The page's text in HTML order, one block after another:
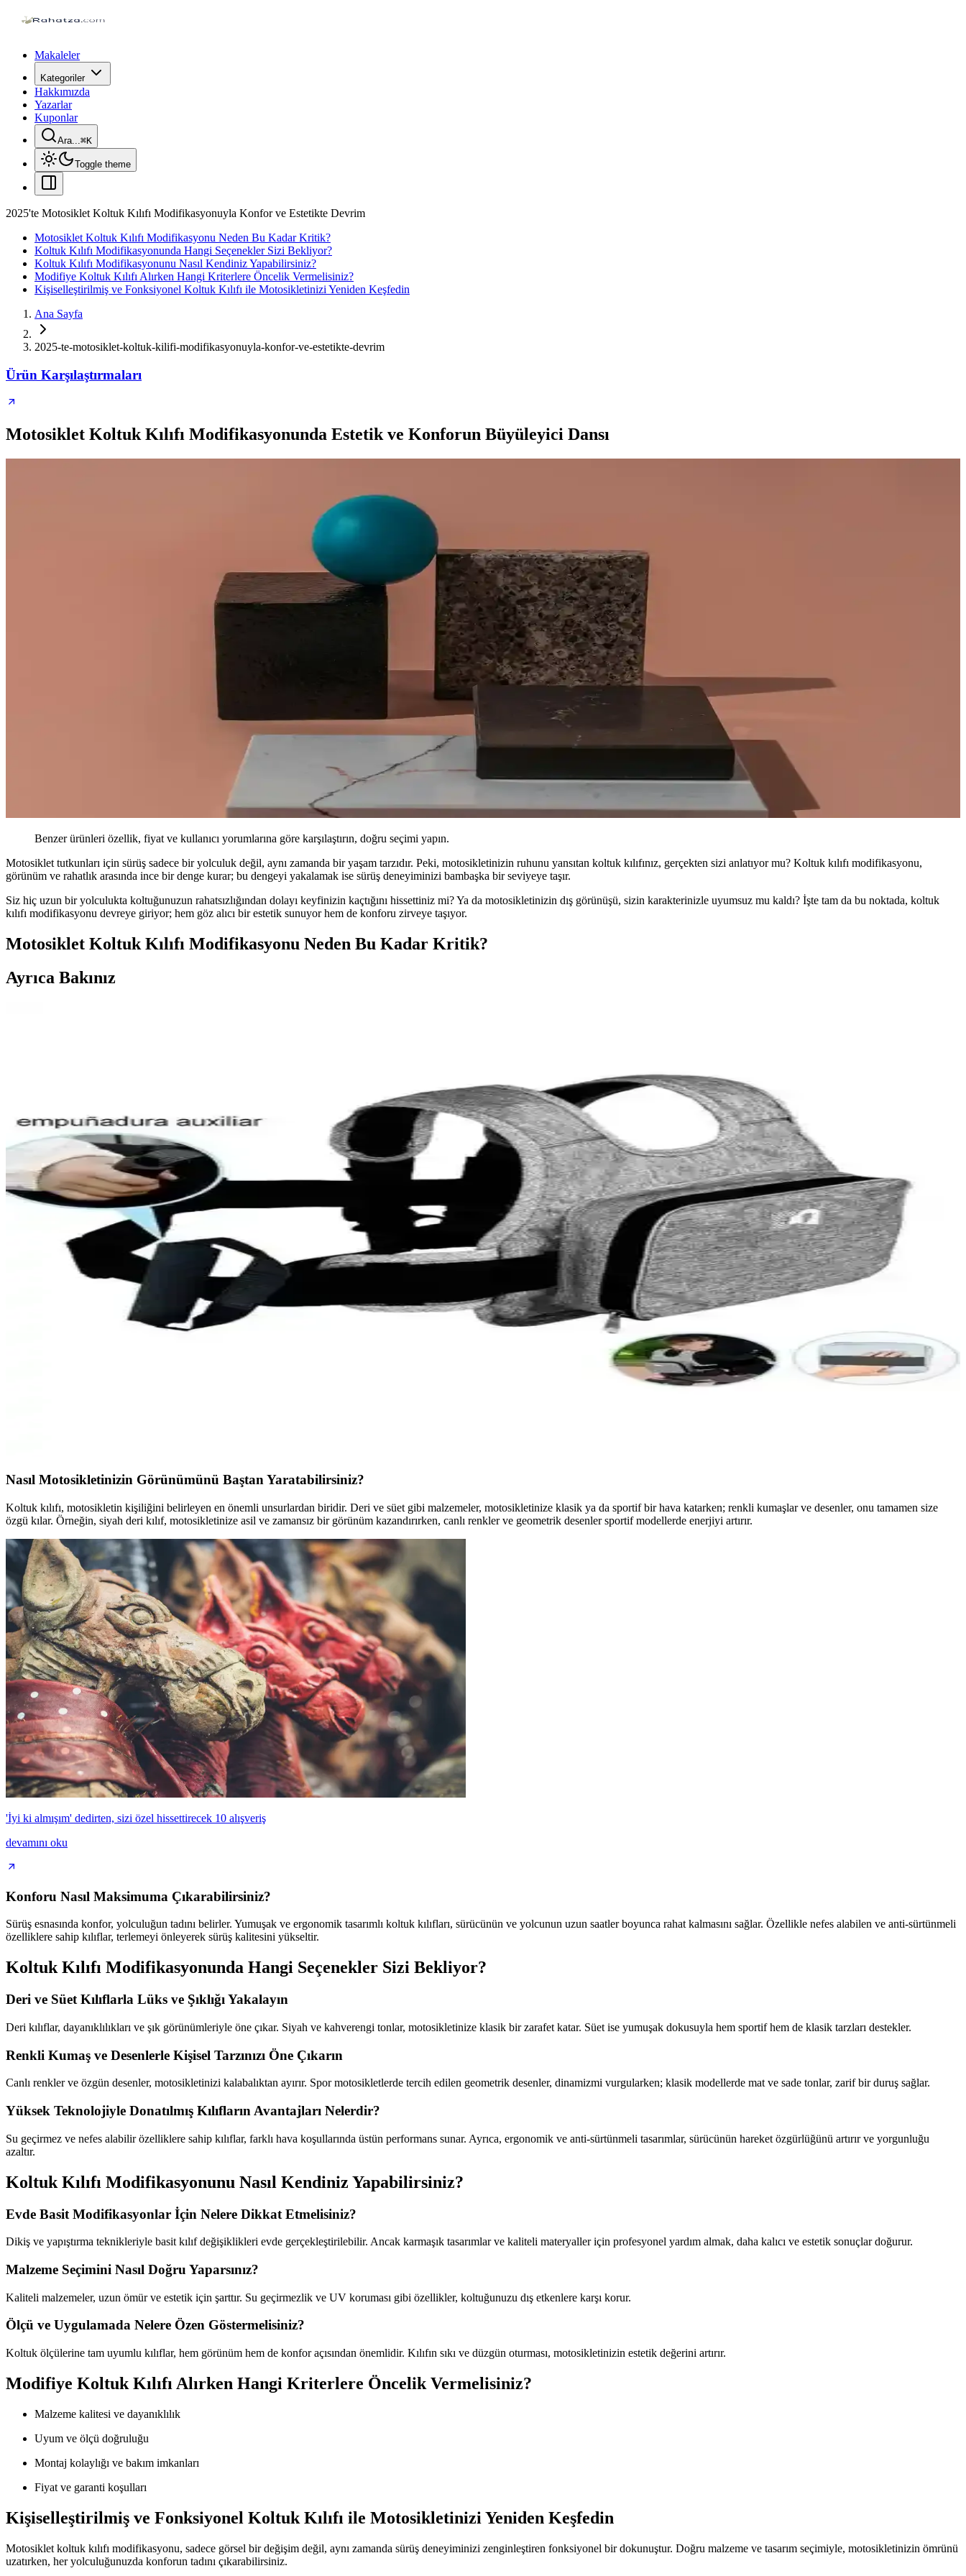
Makaleler
Kategoriler
Hakkımızda
Yazarlar
Kuponlar
Ara...⌘K
Toggle theme
2025'te Motosiklet Koltuk Kılıfı Modifikasyonuyla Konfor ve Estetikte Devrim
Motosiklet Koltuk Kılıfı Modifikasyonu Neden Bu Kadar Kritik?
Koltuk Kılıfı Modifikasyonunda Hangi Seçenekler Sizi Bekliyor?
Koltuk Kılıfı Modifikasyonunu Nasıl Kendiniz Yapabilirsiniz?
Modifiye Koltuk Kılıfı Alırken Hangi Kriterlere Öncelik Vermelisiniz?
Kişiselleştirilmiş ve Fonksiyonel Koltuk Kılıfı ile Motosikletinizi Yeniden Keşfedin
Ana Sayfa
2025-te-motosiklet-koltuk-kilifi-modifikasyonuyla-konfor-ve-estetikte-devrim
Ürün Karşılaştırmaları
Motosiklet Koltuk Kılıfı Modifikasyonunda Estetik ve Konforun Büyüleyici Dansı
Benzer ürünleri özellik, fiyat ve kullanıcı yorumlarına göre karşılaştırın, doğru seçimi yapın.
Motosiklet tutkunları için sürüş sadece bir yolculuk değil, aynı zamanda bir yaşam tarzıdır. Peki, motosikletinizin ruhunu yansıtan koltuk kılıfınız, gerçekten sizi anlatıyor mu? Koltuk kılıfı modifikasyonu,
görünüm ve rahatlık arasında ince bir denge kurar; bu dengeyi yakalamak ise sürüş deneyiminizi bambaşka bir seviyeye taşır.
Siz hiç uzun bir yolculukta koltuğunuzun rahatsızlığından dolayı keyfinizin kaçtığını hissettiniz mi? Ya da motosikletinizin dış görünüşü, sizin karakterinizle uyumsuz mu kaldı? İşte tam da bu noktada, koltuk
kılıfı modifikasyonu devreye giriyor; hem göz alıcı bir estetik sunuyor hem de konforu zirveye taşıyor.
Motosiklet Koltuk Kılıfı Modifikasyonu Neden Bu Kadar Kritik?
Ayrıca Bakınız
2025'in en güncel koltuk kılıfı modifikasyon trendleriyle motosikletinizi kişiselleştirin. Konfor ve şıklığı keşfedin, hemen inceleyin!
2025'te Ankara'da Motosiklet Aksesuarlarıyla Güvenli ve Şık Sürüşün Sırrı
Ankara'da 2025'in en güvenilir motosiklet aksesuarlarını keşfedin. Kaliteli ürünlerle tarzınızı tamamlayın, hemen inceleyin!
2025'te Motosiklet Sürüşünüzü Değiştirecek El Freni Aparatları
2025'in en güncel el freni aparatları rehberiyle sürüş güvenliğinizi artırın. Doğru seçimi yapmak için hemen inceleyin! synopsis":"Motosiklet sürüşünde güvenlik ve konfo
2025'te Şehir İçi Motosiklet Hız Sınırlarıyla Güvenli Sürüşün 5 Sırrı
2025'te şehir içi motosiklet hız sınırları ve güvenli sürüş ipuçlarıyla kazaları önleyin. Detayları hemen keşfedin!
2025'te Ankara'da İkinci El Motosiklet Almanın 5 Şaşırtıcı Sırrı
Ankara'da ikinci el motosiklet alırken dikkat edilmesi gereken kritik noktaları keşfedin. Hemen doğru seçimi yapın! İnceleyin ve fırsatları kaçırmayın.
Aliş 404-Mavi Akülü Turbo Go-Way, 3-7 yaş arası çocuklar için tasarlanmış, güvenli ve eğlenceli bir akülü motosiklet olup, ebeveyn kontrollü ve dayanıklı yapısıyla öne çıkar.
Nasıl Motosikletinizin Görünümünü Baştan Yaratabilirsiniz?
Koltuk kılıfı, motosikletin kişiliğini belirleyen en önemli unsurlardan biridir. Deri ve süet gibi malzemeler, motosikletinize klasik ya da sportif bir hava katarken; renkli kumaşlar ve desenler, onu tamamen size
özgü kılar. Örneğin, siyah deri kılıf, motosikletinize asil ve zamansız bir görünüm kazandırırken, canlı renkler ve geometrik desenler sportif modellerde enerjiyi artırır.
'İyi ki almışım' dedirten, sizi özel hissettirecek 10 alışveriş
devamını oku
Konforu Nasıl Maksimuma Çıkarabilirsiniz?
Sürüş esnasında konfor, yolculuğun tadını belirler. Yumuşak ve ergonomik tasarımlı koltuk kılıfları, sürücünün ve yolcunun uzun saatler boyunca rahat kalmasını sağlar. Özellikle nefes alabilen ve anti-sürtünmeli
özelliklere sahip kılıflar, terlemeyi önleyerek sürüş kalitesini yükseltir.
Koltuk Kılıfı Modifikasyonunda Hangi Seçenekler Sizi Bekliyor?
Deri ve Süet Kılıflarla Lüks ve Şıklığı Yakalayın
Deri kılıflar, dayanıklılıkları ve şık görünümleriyle öne çıkar. Siyah ve kahverengi tonlar, motosikletinize klasik bir zarafet katar. Süet ise yumuşak dokusuyla hem sportif hem de klasik tarzları destekler.
Renkli Kumaş ve Desenlerle Kişisel Tarzınızı Öne Çıkarın
Canlı renkler ve özgün desenler, motosikletinizi kalabalıktan ayırır. Spor motosikletlerde tercih edilen geometrik desenler, dinamizmi vurgularken; klasik modellerde mat ve sade tonlar, zarif bir duruş sağlar.
Yüksek Teknolojiyle Donatılmış Kılıfların Avantajları Nelerdir?
Su geçirmez ve nefes alabilir özelliklere sahip kılıflar, farklı hava koşullarında üstün performans sunar. Ayrıca, ergonomik ve anti-sürtünmeli tasarımlar, sürücünün hareket özgürlüğünü artırır ve yorgunluğu
azaltır.
Koltuk Kılıfı Modifikasyonunu Nasıl Kendiniz Yapabilirsiniz?
Evde Basit Modifikasyonlar İçin Nelere Dikkat Etmelisiniz?
Dikiş ve yapıştırma teknikleriyle basit kılıf değişiklikleri evde gerçekleştirilebilir. Ancak karmaşık tasarımlar ve kaliteli materyaller için profesyonel yardım almak, daha kalıcı ve estetik sonuçlar doğurur.
Malzeme Seçimini Nasıl Doğru Yaparsınız?
Kaliteli malzemeler, uzun ömür ve estetik için şarttır. Su geçirmezlik ve UV koruması gibi özellikler, koltuğunuzu dış etkenlere karşı korur.
Ölçü ve Uygulamada Nelere Özen Göstermelisiniz?
Koltuk ölçülerine tam uyumlu kılıflar, hem görünüm hem de konfor açısından önemlidir. Kılıfın sıkı ve düzgün oturması, motosikletinizin estetik değerini artırır.
Modifiye Koltuk Kılıfı Alırken Hangi Kriterlere Öncelik Vermelisiniz?
Malzeme kalitesi ve dayanıklılık
Uyum ve ölçü doğruluğu
Montaj kolaylığı ve bakım imkanları
Fiyat ve garanti koşulları
Kişiselleştirilmiş ve Fonksiyonel Koltuk Kılıfı ile Motosikletinizi Yeniden Keşfedin
Motosiklet koltuk kılıfı modifikasyonu, sadece görsel bir değişim değil, aynı zamanda sürüş deneyiminizi zenginleştiren fonksiyonel bir dokunuştur. Doğru malzeme ve tasarım seçimiyle, motosikletinizin ömrünü
uzatırken, her yolculuğunuzda konforun tadını çıkarabilirsiniz.